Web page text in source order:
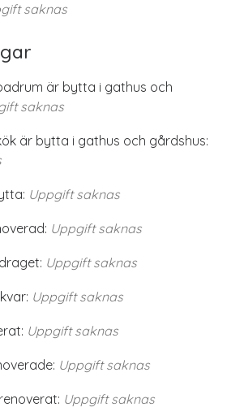
saknas
är bytta i gathus och
saknas
är bytta i gathus och gårdshus:
Uppgift saknas
Uppgift saknas
Uppgift saknas
Uppgift saknas
Uppgift saknas
Uppgift saknas
Uppgift saknas